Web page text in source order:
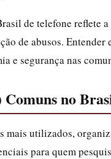
de telefone reflete
de abusos. Entender
e segurança nas
no
utilizados,
para quem